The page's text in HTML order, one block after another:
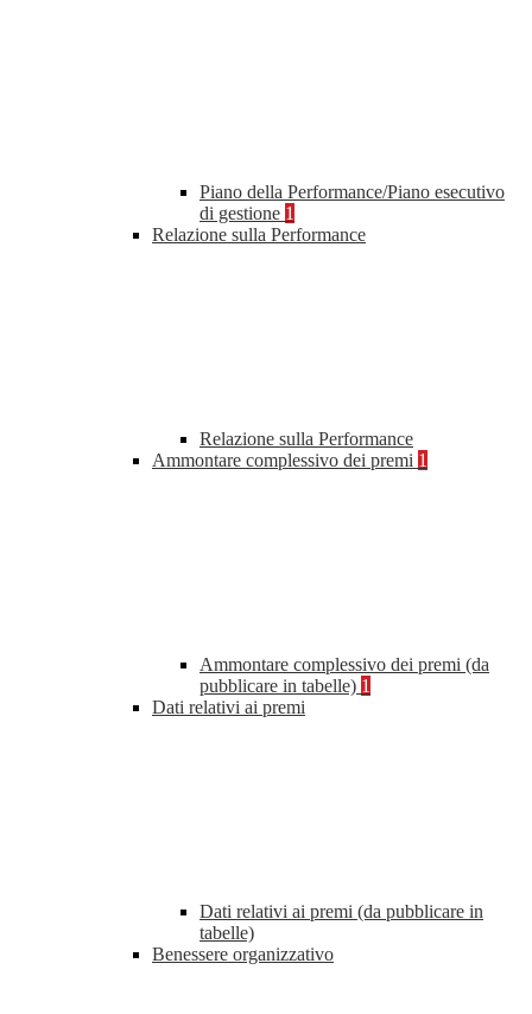
Piano della Performance/Piano esecutivo
di gestione 1
Relazione sulla Performance
Relazione sulla Performance
Ammontare complessivo dei premi 1
Ammontare complessivo dei premi (da
pubblicare in tabelle) 1
Dati relativi ai premi
Dati relativi ai premi (da pubblicare in
tabelle)
Benessere organizzativo